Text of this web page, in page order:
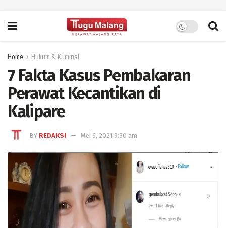
Home Hukum & Kriminal
7 Fakta Kasus Pembakaran
Perawat Kecantikan di
Kalipare
BY REDAKSI Mei 6, 2021 9:30 am